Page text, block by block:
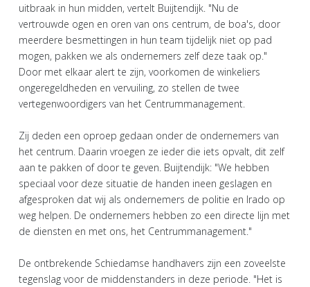
uitbraak in hun midden, vertelt Buijtendijk. "Nu de
vertrouwde ogen en oren van ons centrum, de boa's, door
meerdere besmettingen in hun team tijdelijk niet op pad
mogen, pakken we als ondernemers zelf deze taak op."
Door met elkaar alert te zijn, voorkomen de winkeliers
ongeregeldheden en vervuiling, zo stellen de twee
vertegenwoordigers van het Centrummanagement.
Zij deden een oproep gedaan onder de ondernemers van
het centrum. Daarin vroegen ze ieder die iets opvalt, dit zelf
aan te pakken of door te geven. Buijtendijk: "We hebben
speciaal voor deze situatie de handen ineen geslagen en
afgesproken dat wij als ondernemers de politie en Irado op
weg helpen. De ondernemers hebben zo een directe lijn met
de diensten en met ons, het Centrummanagement."
De ontbrekende Schiedamse handhavers zijn een zoveelste
tegenslag voor de middenstanders in deze periode. "Het is